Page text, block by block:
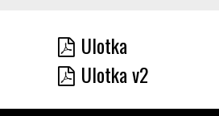
Ulotka
Ulotka v2